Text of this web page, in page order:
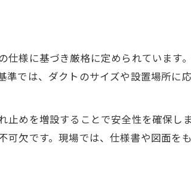
様に基づき厳格に定められています
では、ダクトのサイズや設置場所に
めを増設することで安全性を確保し
欠です。現場では、仕様書や図面を